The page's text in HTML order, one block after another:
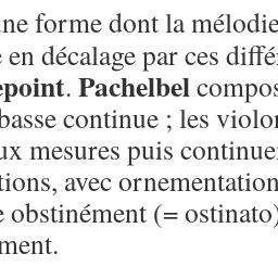
forme dont la
décalage par ces
. Pachelbel
continue ; les
mesures puis
avec
obstinément (=